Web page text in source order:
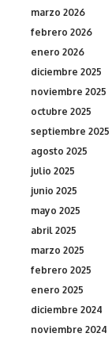
marzo 2026
febrero 2026
enero 2026
diciembre 2025
noviembre 2025
octubre 2025
septiembre 2025
agosto 2025
julio 2025
junio 2025
mayo 2025
abril 2025
marzo 2025
febrero 2025
enero 2025
diciembre 2024
noviembre 2024